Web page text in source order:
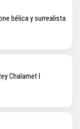
bélica y surrealista
Chalamet I